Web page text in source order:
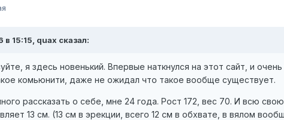
в 15:15, quax сказал:
я здесь новенький. Впервые наткнулся на этот сайт, и
комьюнити, даже не ожидал что такое вообще существует.
рассказать о себе, мне 24 года. Рост 172, вес 70. И всю
13 см. (13 см в эрекции, всего 12 см в обхвате, в вялом